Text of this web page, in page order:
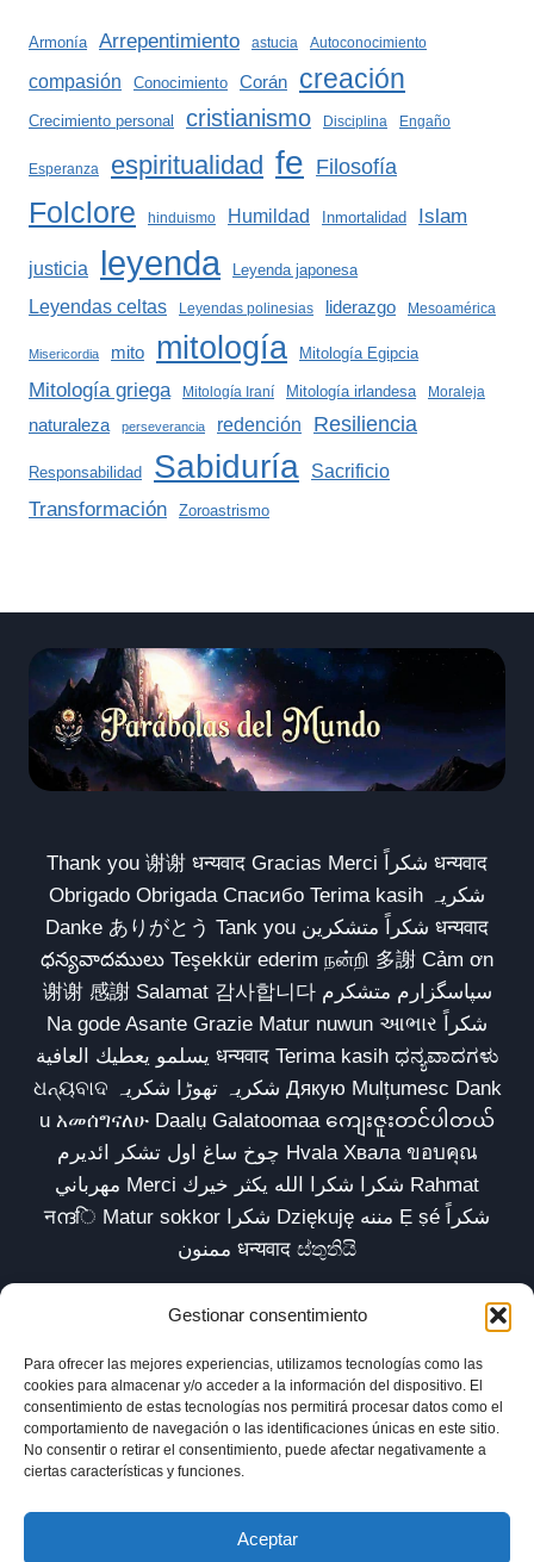
Gestionar consentimiento
Para ofrecer las mejores experiencias, utilizamos tecnologías como las
cookies para almacenar y/o acceder a la información del dispositivo. El
consentimiento de estas tecnologías nos permitirá procesar datos como el
comportamiento de navegación o las identificaciones únicas en este sitio.
No consentir o retirar el consentimiento, puede afectar negativamente a
ciertas características y funciones.
Aceptar
Armonía Arrepentimiento astucia Autoconocimiento
compasión Conocimiento Corán creación
Crecimiento personal cristianismo Disciplina Engaño
Esperanza espiritualidad fe Filosofía
Folclore hinduismo Humildad Inmortalidad Islam
justicia leyenda Leyenda japonesa
Leyendas celtas Leyendas polinesias liderazgo Mesoamérica
Misericordia mito mitología Mitología Egipcia
Mitología griega Mitología Iraní Mitología irlandesa Moraleja
naturaleza perseverancia redención Resiliencia
Responsabilidad Sabiduría Sacrificio
Transformación Zoroastrismo
Thank you 谢谢 धन्यवाद Gracias Merci شكراً धन्यवाद
Obrigado Obrigada Спасибо Terima kasih شکریہ
Danke ありがとう Tank you شكراً متشكرين धन्यवाद
ధన్యవాదములు Teşekkür ederim நன்றி 多謝 Cảm ơn
谢谢 感謝 Salamat 감사합니다 سپاسگزارم متشکرم
Na gode Asante Grazie Matur nuwun આભાર شكراً
يسلمو يعطيك العافية धन्यवाद Terima kasih ಧನ್ಯವಾದಗಳು
ଧନ୍ୟବାଦ شکریہ تھوڑا شکریہ Дякую Mulțumesc Dank
u አመሰግናለሁ Daalụ Galatoomaa ကျေးဇူးတင်ပါတယ်
چوخ ساغ اول تشکر ائدیرم Hvala Хвала ขอบคุณ
مهرباني Merci شكرا شكرا الله يكثر خيرك Rahmat
नന്ദि Matur sokkor شكرا Dziękuję مننه Ẹ ṣé شكراً
ممنون धन्यवाद ස්තුතියි
Inicio Biblioteca Parábolas TV
Comunidad
Esencia
Blog
Política de privacidad
Aviso legal
Política de cookies (UE)